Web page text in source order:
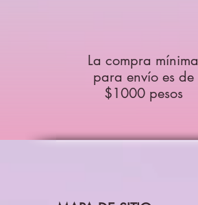
La compra mínima
para envío es de
$1000 pesos